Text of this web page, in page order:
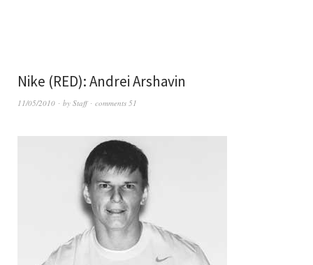
Nike (RED): Andrei Arshavin
11/05/2010 by Staff comments 51